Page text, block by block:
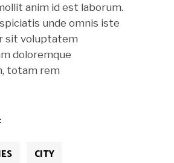
anim id est laborum.
unde omnis iste
sit voluptatem
doloremque
totam rem
CITY